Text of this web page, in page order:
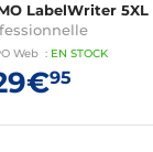
LabelWriter 5XL
Web : EN STOCK
95